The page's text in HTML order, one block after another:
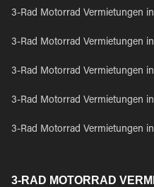
3-Rad Motorrad Vermietungen
3-Rad Motorrad Vermietungen
3-Rad Motorrad Vermietungen
3-Rad Motorrad Vermietungen
3-Rad Motorrad Vermietungen
3-RAD MOTORRAD